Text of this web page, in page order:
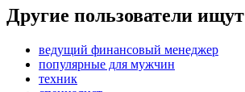
Другие пользователи ищут
ведущий финансовый менеджер
популярные для мужчин
техник